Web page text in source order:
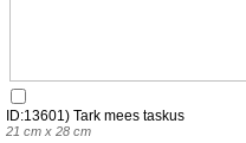
ID:13601) Tark mees taskus
21 cm x 28 cm